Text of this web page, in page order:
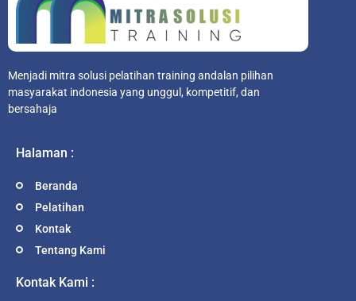
Menjadi mitra solusi pelatihan training andalan pilihan
masyarakat indonesia yang unggul, kompetitif, dan
bersahaja
Halaman :
Beranda
Pelatihan
Kontak
Tentang Kami
Kontak Kami :